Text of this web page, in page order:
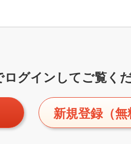
ログインしてご覧くだ
新規登録（無